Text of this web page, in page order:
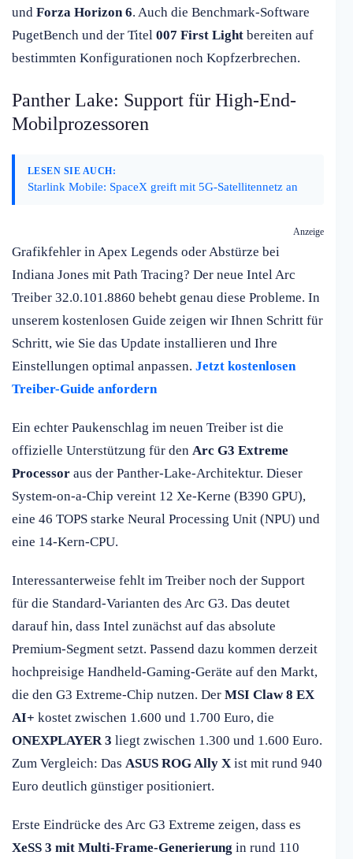
und Forza Horizon 6. Auch die Benchmark-Software
PugetBench und der Titel 007 First Light bereiten auf
bestimmten Konfigurationen noch Kopfzerbrechen.
Panther Lake: Support für High-End-
Mobilprozessoren
LESEN SIE AUCH:
Starlink Mobile: SpaceX greift mit 5G-Satellitennetz an
Anzeige
Grafikfehler in Apex Legends oder Abstürze bei
Indiana Jones mit Path Tracing? Der neue Intel Arc
Treiber 32.0.101.8860 behebt genau diese Probleme. In
unserem kostenlosen Guide zeigen wir Ihnen Schritt für
Schritt, wie Sie das Update installieren und Ihre
Einstellungen optimal anpassen. Jetzt kostenlosen
Treiber-Guide anfordern
Ein echter Paukenschlag im neuen Treiber ist die
offizielle Unterstützung für den Arc G3 Extreme
Processor aus der Panther-Lake-Architektur. Dieser
System-on-a-Chip vereint 12 Xe-Kerne (B390 GPU),
eine 46 TOPS starke Neural Processing Unit (NPU) und
eine 14-Kern-CPU.
Interessanterweise fehlt im Treiber noch der Support
für die Standard-Varianten des Arc G3. Das deutet
darauf hin, dass Intel zunächst auf das absolute
Premium-Segment setzt. Passend dazu kommen derzeit
hochpreisige Handheld-Gaming-Geräte auf den Markt,
die den G3 Extreme-Chip nutzen. Der MSI Claw 8 EX
AI+ kostet zwischen 1.600 und 1.700 Euro, die
ONEXPLAYER 3 liegt zwischen 1.300 und 1.600 Euro.
Zum Vergleich: Das ASUS ROG Ally X ist mit rund 940
Euro deutlich günstiger positioniert.
Erste Eindrücke des Arc G3 Extreme zeigen, dass es
XeSS 3 mit Multi-Frame-Generierung in rund 110